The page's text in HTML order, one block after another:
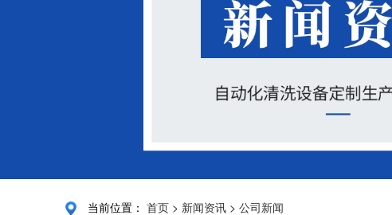
当前位置： 首页 > 新闻资讯 > 公司新闻